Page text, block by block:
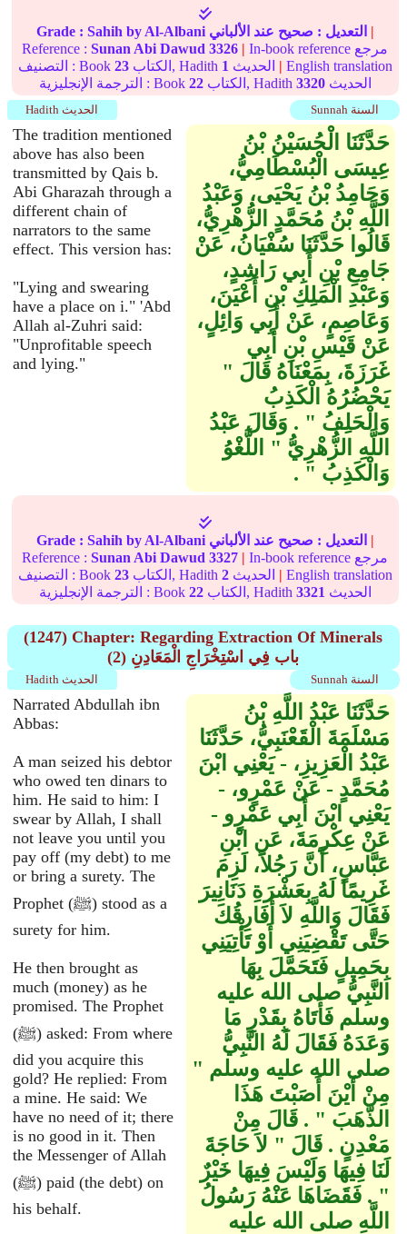
Grade : Sahih by Al-Albani التعديل : صحيح عند الألباني
|
Reference :Sunan Abi Dawud 3326 | In-book reference مرجع
التصنيف : Book 23 الكتاب, Hadith 1 | English translation
الترجمة الإنجليزية : Book 22 الكتاب, Hadith 3320 الحديث
Sunnah السنة Hadith الحديث
The tradition mentioned
above has also been
transmitted by Qais b.
Abi Gharazah through a
different chain of
narrators to the same
effect. This version has:
"Lying and swearing
have a place on i." 'Abd
Allah al-Zuhri said:
"Unprofitable speech
and lying."
حَدَّثَنَا الْحُسَيْنُ بْنُ
عِيسَى الْبُسْطَامِيُّ،
وَحَامِدُ بْنُ يَحْيَى، وَعَبْدُ
اللَّهِ بْنُ مُحَمَّدٍ الزُّهْرِيُّ،
قَالُوا حَدَّثَنَا سُفْيَانُ، عَنْ
جَامِعِ بْنِ أَبِي رَاشِدٍ،
وَعَبْدِ الْمَلِكِ بْنِ أَعْيَنَ،
وَعَاصِمٍ، عَنْ أَبِي وَائِلٍ،
عَنْ قَيْسِ بْنِ أَبِي
غَرَزَةَ، بِمَعْنَاهُ قَالَ ‏"‏
يَحْضُرُهُ الْكَذِبُ
وَالْحَلِفُ ‏"‏ ‏.‏ وَقَالَ عَبْدُ
اللَّهِ الزُّهْرِيُّ ‏"‏ اللَّغْوُ
وَالْكَذِبُ ‏"‏ ‏.‏
Grade : Sahih by Al-Albani التعديل : صحيح عند الألباني
|
Reference :Sunan Abi Dawud 3327 | In-book reference مرجع
التصنيف : Book 23 الكتاب, Hadith 2 | English translation
الترجمة الإنجليزية : Book 22 الكتاب, Hadith 3321 الحديث
(1247) Chapter: Regarding Extraction Of Minerals
(2) باب فِي اسْتِخْرَاجِ الْمَعَادِنِ
Sunnah السنة Hadith الحديث
Narrated Abdullah ibn
Abbas:
A man seized his debtor
who owed ten dinars to
him. He said to him: I
swear by Allah, I shall
not leave you until you
pay off (my debt) to me
or bring a surety. The
Prophet (ﷺ) stood as a
surety for him.
He then brought as
much (money) as he
promised. The Prophet
(ﷺ) asked: From where
did you acquire this
gold? He replied: From
a mine. He said: We
have no need of it; there
is no good in it. Then
the Messenger of Allah
(ﷺ) paid (the debt) on
his behalf.
حَدَّثَنَا عَبْدُ اللَّهِ بْنُ
مَسْلَمَةَ الْقَعْنَبِيُّ، حَدَّثَنَا
عَبْدُ الْعَزِيزِ، - يَعْنِي ابْنَ
مُحَمَّدٍ - عَنْ عَمْرٍو، -
يَعْنِي ابْنَ أَبِي عَمْرٍو -
عَنْ عِكْرِمَةَ، عَنِ ابْنِ
عَبَّاسٍ، أَنَّ رَجُلاً، لَزِمَ
غَرِيمًا لَهُ بِعَشْرَةِ دَنَانِيرَ
فَقَالَ وَاللَّهِ لاَ أُفَارِقُكَ
حَتَّى تَقْضِيَنِي أَوْ تَأْتِيَنِي
بِحَمِيلٍ فَتَحَمَّلَ بِهَا
النَّبِيُّ صلى الله عليه
وسلم فَأَتَاهُ بِقَدْرِ مَا
وَعَدَهُ فَقَالَ لَهُ النَّبِيُّ
صلى الله عليه وسلم ‏"‏
مِنْ أَيْنَ أَصَبْتَ هَذَا
الذَّهَبَ ‏"‏ ‏.‏ قَالَ مِنْ
مَعْدِنٍ ‏.‏ قَالَ ‏"‏ لاَ حَاجَةَ
لَنَا فِيهَا وَلَيْسَ فِيهَا خَيْرٌ
‏"‏ ‏.‏ فَقَضَاهَا عَنْهُ رَسُولُ
اللَّهِ صلى الله عليه